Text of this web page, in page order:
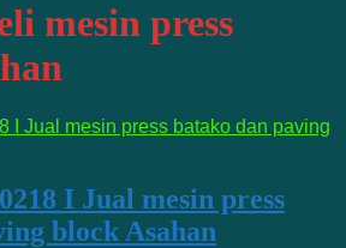
mesin press
I Jual mesin press
block Asahan